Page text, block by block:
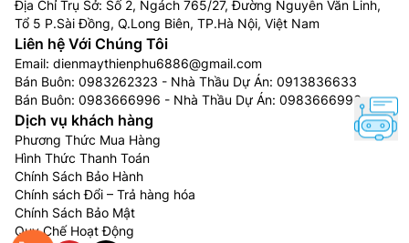
Bạn luôn có thể quan sát chất lượng không
khí
Trên máy lọc không khí Panasonic F-PXV55A được
tích hợp đèn báo chỉ số bụi PM2.5 và mùi cho phép
bạn theo dõi chất lượng không khí dễ dàng theo thời
Địa Chỉ Trụ Sở: Số 2, Ngách 765/27, Đường Nguyễn Văn Linh,
Tổ 5 P.Sài Đồng, Q.Long Biên, TP.Hà Nội, Việt Nam
Liên hệ Với Chúng Tôi
Email: dienmaythienphu6886@gmail.com
Bán Buôn: 0983262323 - Nhà Thầu Dự Án: 0913836633
Bán Buôn: 0983666996 - Nhà Thầu Dự Án: 0983666996
Dịch vụ khách hàng
Phương Thức Mua Hàng
Hình Thức Thanh Toán
Chính Sách Bảo Hành
Chính sách Đổi – Trả hàng hóa
Chính Sách Bảo Mật
Quy Chế Hoạt Động